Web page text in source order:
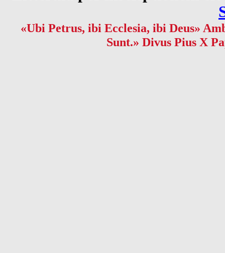
«Ubi Petrus, ibi Ecclesia, ibi Deus»
Sunt.» Divus Pius X